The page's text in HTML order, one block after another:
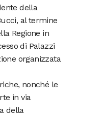
della
al termine
Regione in
di Palazzi
organizzata
nonché le
in via
della